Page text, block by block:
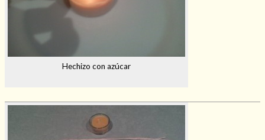
Hechizo con azúcar